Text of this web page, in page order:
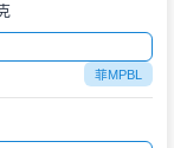
菲MPBL